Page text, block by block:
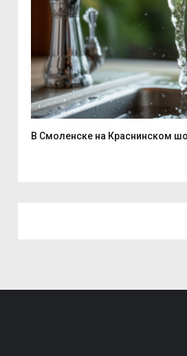
В Смоленске на Краснинском